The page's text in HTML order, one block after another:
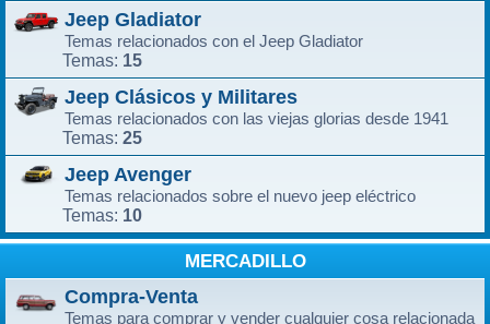
Jeep Gladiator
Temas relacionados con el Jeep Gladiator
Temas: 15
Jeep Clásicos y Militares
Temas relacionados con las viejas glorias desde 1941
Temas: 25
Jeep Avenger
Temas relacionados sobre el nuevo jeep eléctrico
Temas: 10
MERCADILLO
Compra-Venta
Temas para comprar y vender cualquier cosa relacionada